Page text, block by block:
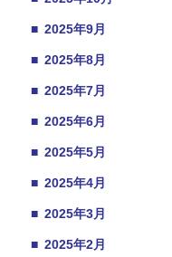
■ 2025年9月
■ 2025年8月
■ 2025年7月
■ 2025年6月
■ 2025年5月
■ 2025年4月
■ 2025年3月
■ 2025年2月